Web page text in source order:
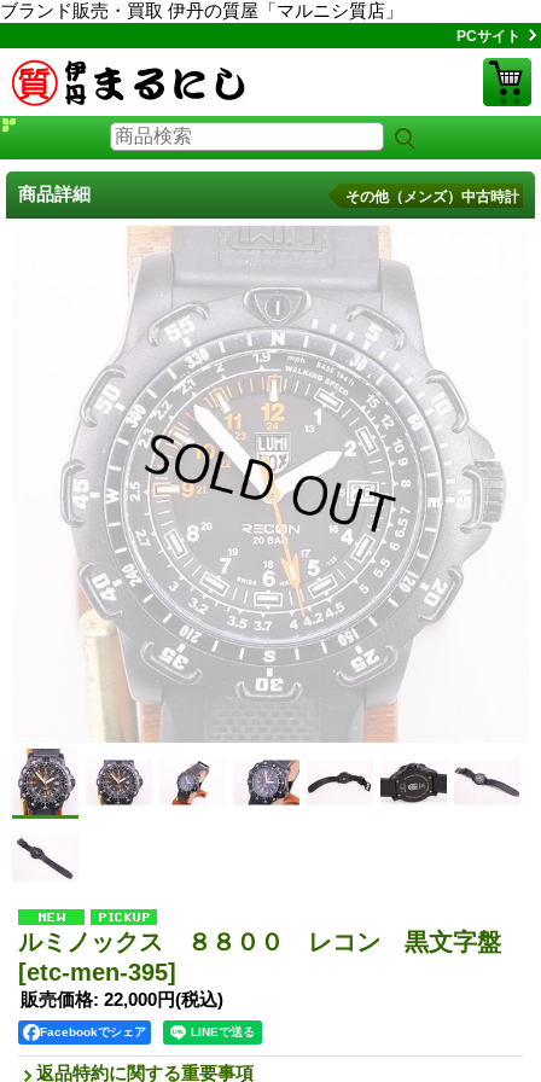
ブランド販売・買取 伊丹の質屋「マルニシ質店」
PCサイト
商品詳細 その他（メンズ）中古時計
ルミノックス ８８００ レコン 黒文字盤
[etc-men-395]
販売価格: 22,000円(税込)
Facebookでシェア
返品特約に関する重要事項